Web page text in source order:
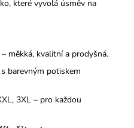
které vyvolá úsměv na
měkká, kvalitní a prodyšná.
barevným potiskem
3XL – pro každou